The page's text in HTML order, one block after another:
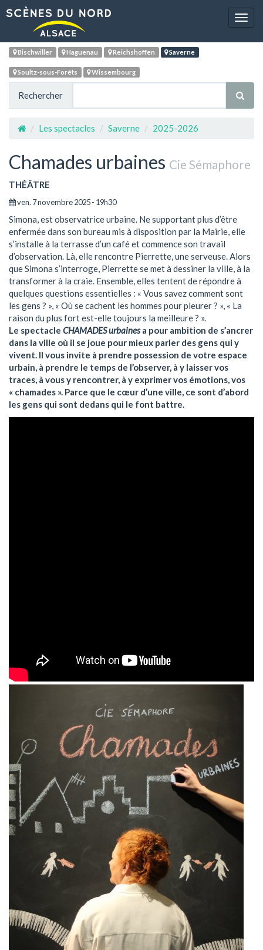
Bischwiller Haguenau Reichshoffen Saverne
Soultz-sous-Forêts Wissembourg
Rechercher
Les spectacles Saverne 2025-2026
Chamades urbaines Cie Sémaphore
THÉÂTRE
ven. 7 novembre 2025 - 19h30
Simona, est observatrice urbaine. Ne supportant plus d’être
enfermée dans son bureau mis à disposition par la Mairie, elle
s’installe à la terrasse d’un café et commence son travail
d’observation. Là, elle rencontre Pierrette, une serveuse. Alors
que Simona s’interroge, Pierrette se met à dessiner la ville, à la
transformer à la craie. Ensemble, elles tentent de répondre à
quelques questions essentielles : « Vous savez comment sont
les gens ? », « Où se cachent les hommes pour pleurer ? », « La
raison du plus fort est-elle toujours la meilleure ? ».
Le spectacle CHAMADES urbainesa pour ambition de s’ancrer
dans la ville où il se joue pour mieux parler des gens qui y
vivent. Il vous invite à prendre possession de votre espace
urbain, à prendre le temps de l’observer, à y laisser vos
traces, à vous y rencontrer, à y exprimer vos émotions, vos
« chamades ». Parce que le cœur d’une ville, ce sont d’abord
les gens qui sont dedans qui le font battre.